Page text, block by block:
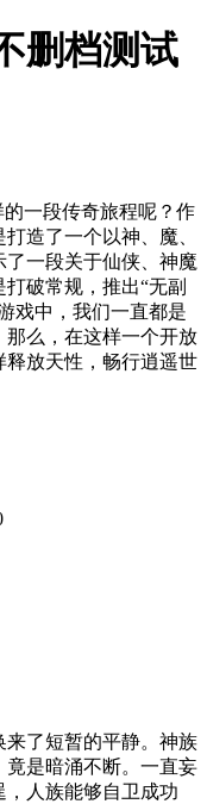
删档测试
一段传奇旅程呢？作
造了一个以神、魔、
了一段关于仙侠、神魔
破常规，推出“无副
戏中，我们一直都是
么，在这样一个开放
放天性，畅行逍遥世
了短暂的平静。神族
竟是暗涌不断。一直妄
人族能够自卫成功